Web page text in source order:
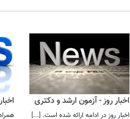
اخبار روز - آزمون ارشد و دکتری
اخبار روز در ادامه ارائه شده است. [...]